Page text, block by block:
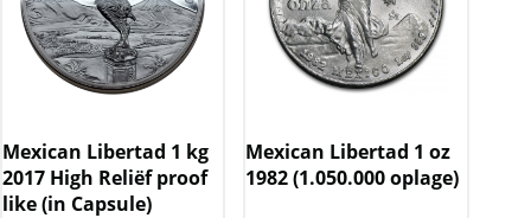
Mexican Libertad 1 kg
2017 High Reliëf proof
like (in Capsule)
Mexican Libertad 1 oz
1982 (1.050.000 oplage)